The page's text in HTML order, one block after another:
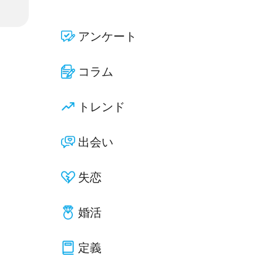
アンケート
コラム
トレンド
出会い
失恋
婚活
定義